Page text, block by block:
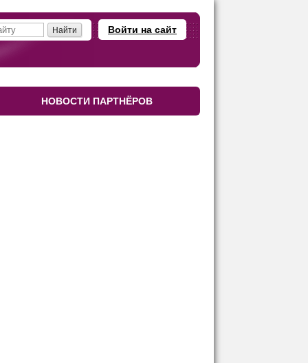
Войти на сайт
НОВОСТИ ПАРТНЁРОВ